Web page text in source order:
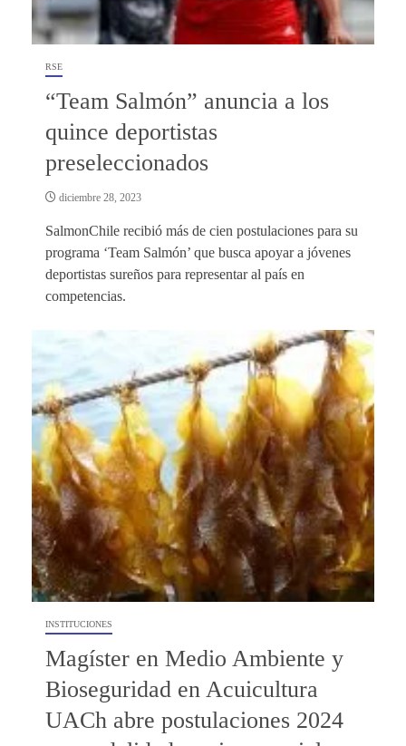
RSE
“Team Salmón” anuncia a los
quince deportistas
preseleccionados
diciembre 28, 2023
SalmonChile recibió más de cien postulaciones para su
programa ‘Team Salmón’ que busca apoyar a jóvenes
deportistas sureños para representar al país en
competencias.
INSTITUCIONES
Magíster en Medio Ambiente y
Bioseguridad en Acuicultura
UACh abre postulaciones 2024